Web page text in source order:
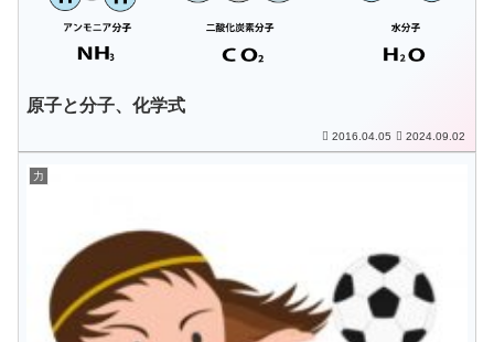
原子と分子、化学式
2016.04.05 2024.09.02
力